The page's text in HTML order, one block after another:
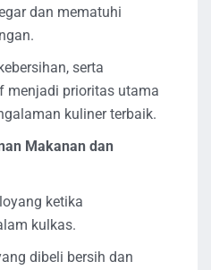
dan mematuhi
serta
menjadi prioritas utama
kuliner terbaik.
Makanan dan
ketika
kulkas.
dibeli bersih dan